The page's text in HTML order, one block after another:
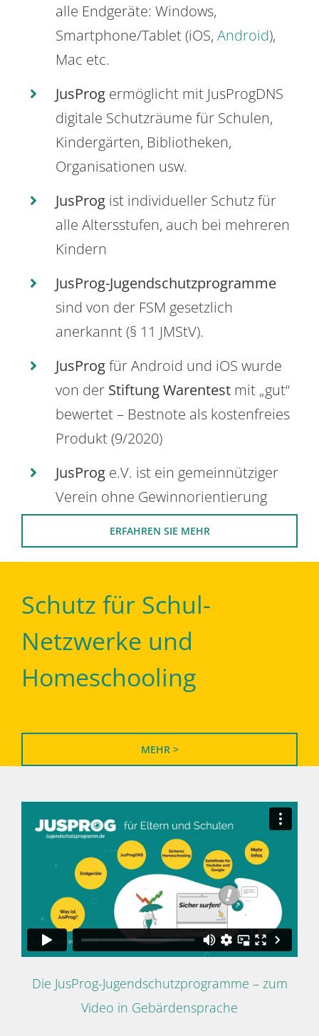
alle Endgeräte: Windows,
Smartphone/Tablet (iOS, Android),
Mac etc.
JusProg ermöglicht mit JusProgDNS
digitale Schutzräume für Schulen,
Kindergärten, Bibliotheken,
Organisationen usw.
JusProg ist individueller Schutz für
alle Altersstufen, auch bei mehreren
Kindern
JusProg-Jugendschutzprogramme
sind von der FSM gesetzlich
anerkannt (§ 11 JMStV).
JusProgfür Android und iOS wurde
von der Stiftung Warentest mit „gut“
bewertet – Bestnote als kostenfreies
Produkt (9/2020)
JusProg e.V. ist ein gemeinnütziger
Verein ohne Gewinnorientierung
ERFAHREN SIE MEHR
Schutz für Schul-
Netzwerke und
Homeschooling
MEHR >
Die JusProg-Jugendschutzprogramme – zum
Video in Gebärdensprache